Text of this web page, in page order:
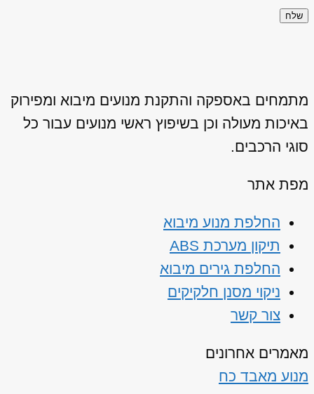
שלח
מתמחים באספקה והתקנת מנועים מיבוא ומפירוק
באיכות מעולה וכן בשיפוץ ראשי מנועים עבור כל
סוגי הרכבים.
מפת אתר
החלפת מנוע מיבוא
תיקון מערכת ABS
החלפת גירים מיבוא
ניקוי מסנן חלקיקים
צור קשר
מאמרים אחרונים
מנוע מאבד כח